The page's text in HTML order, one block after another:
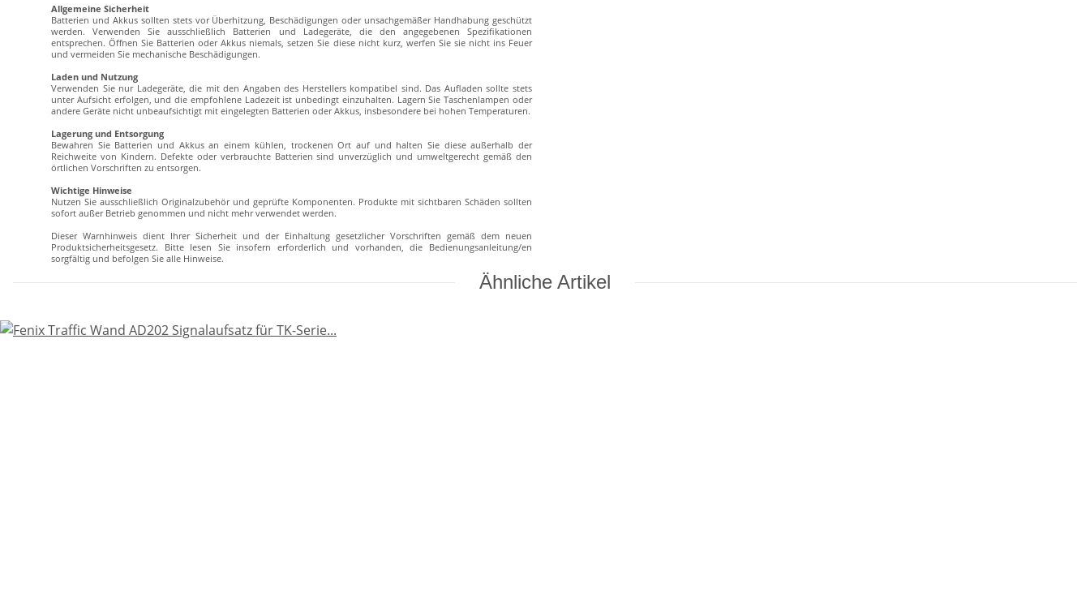
Allgemeine Sicherheit
Batterien und Akkus sollten stets vor Überhitzung, Beschädigungen oder unsachgemäßer Handhabung geschützt
werden. Verwenden Sie ausschließlich Batterien und Ladegeräte, die den angegebenen Spezifikationen
entsprechen. Öffnen Sie Batterien oder Akkus niemals, setzen Sie diese nicht kurz, werfen Sie sie nicht ins Feuer
und vermeiden Sie mechanische Beschädigungen.
Laden und Nutzung
Verwenden Sie nur Ladegeräte, die mit den Angaben des Herstellers kompatibel sind. Das Aufladen sollte stets
unter Aufsicht erfolgen, und die empfohlene Ladezeit ist unbedingt einzuhalten. Lagern Sie Taschenlampen oder
andere Geräte nicht unbeaufsichtigt mit eingelegten Batterien oder Akkus, insbesondere bei hohen Temperaturen.
Lagerung und Entsorgung
Bewahren Sie Batterien und Akkus an einem kühlen, trockenen Ort auf und halten Sie diese außerhalb der
Reichweite von Kindern. Defekte oder verbrauchte Batterien sind unverzüglich und umweltgerecht gemäß den
örtlichen Vorschriften zu entsorgen.
Wichtige Hinweise
Nutzen Sie ausschließlich Originalzubehör und geprüfte Komponenten. Produkte mit sichtbaren Schäden sollten
sofort außer Betrieb genommen und nicht mehr verwendet werden.
Dieser Warnhinweis dient Ihrer Sicherheit und der Einhaltung gesetzlicher Vorschriften gemäß dem neuen
Produktsicherheitsgesetz. Bitte lesen Sie insofern erforderlich und vorhanden, die Bedienungsanleitung/en
sorgfältig und befolgen Sie alle Hinweise.
Ähnliche Artikel